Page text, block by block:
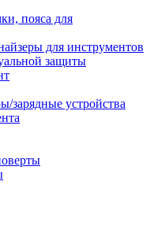
пояса для
для инструментов
защиты
зарядные устройства